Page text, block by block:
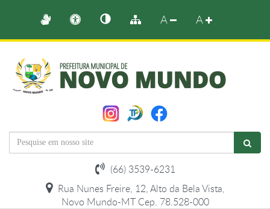
A A
(66) 3539-6231
Rua Nunes Freire, 12, Alto da Bela Vista,
Novo Mundo-MT Cep. 78.528-000